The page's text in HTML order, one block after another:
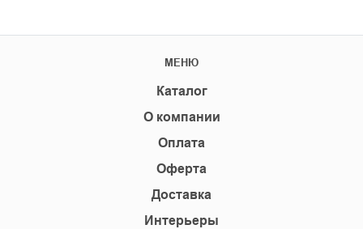
МЕНЮ
Каталог
О компании
Оплата
Оферта
Доставка
Интерьеры